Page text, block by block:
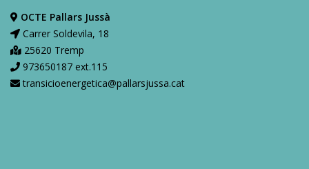
OCTE Pallars Jussà
Carrer Soldevila, 18
25620 Tremp
973650187 ext.115
transicioenergetica@pallarsjussa.cat